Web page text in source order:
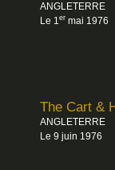
ANGLETERRE
Le 1er mai 1976
The Cart &
ANGLETERRE
Le 9 juin 1976